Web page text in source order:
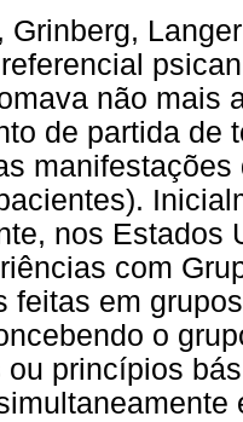
Grinberg,
não mais
de partida de
nos Estados
com
feitas em
o
ou princípios